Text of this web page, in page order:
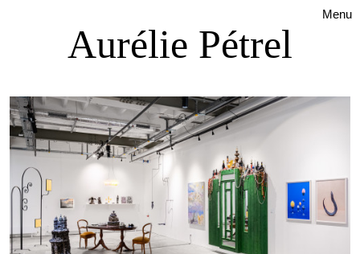
Menu
Aurélie Pétrel